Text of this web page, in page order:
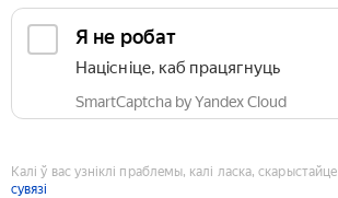
Я не робат
Націсніце, каб працягнуць
SmartCaptcha by Yandex Cloud
Калі ў вас узніклі праблемы, калі ласка, скарыстайце
сувязі